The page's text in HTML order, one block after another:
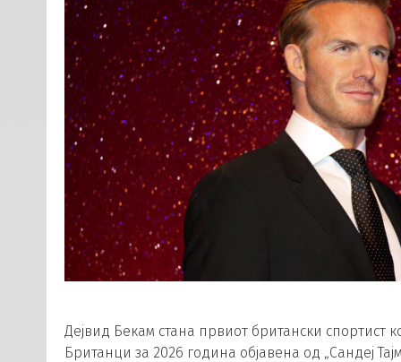
Дејвид Бекам стана првиот британски спортист
Британци за 2026 година објавена од „Сандеј